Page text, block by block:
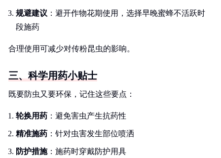
规避建议 ：避开作物花期使用，选择早晚蜜蜂不活跃时
段施药
合理使用可减少对传粉昆虫的影响。
三、科学用药小贴士
既要防虫又要环保，记住这些要点：
轮换用药 ：避免害虫产生抗药性
精准施药 ：针对虫害发生部位喷洒
防护措施：施药时穿戴防护用具